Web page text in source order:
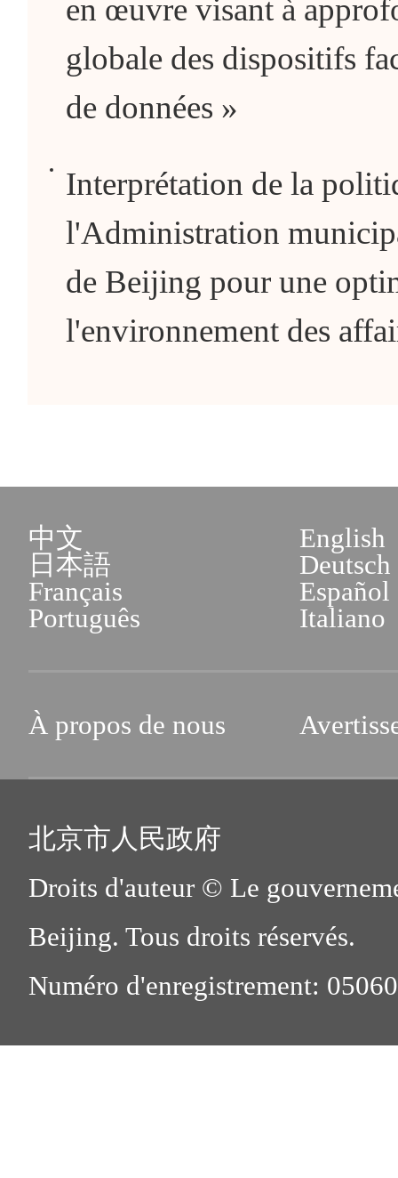
en œuvre visant à
globale des dispositifs
de données »
Interprétation de la
l'Administration
de Beijing pour une
l'environnement des
中文
English
日本語
Deutsch
Français
Español
Português
Italiano
À propos de nous
北京市人民政府
Droits d'auteur © Le
Beijing. Tous droits réservés.
Numéro d'enregistrement: